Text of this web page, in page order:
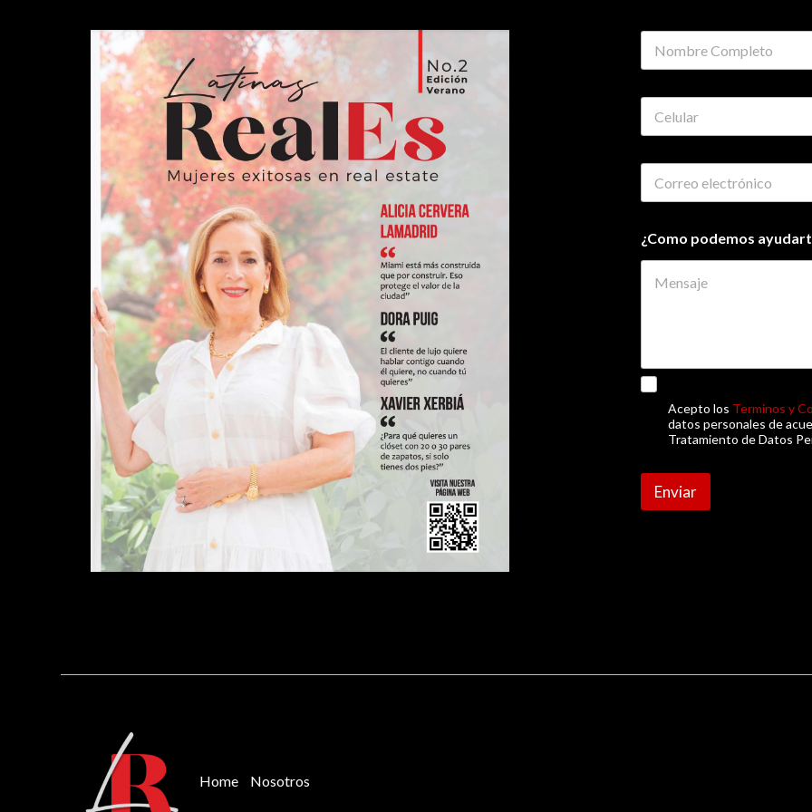
¿Como podemos
Acepto los Terminos y
datos personales de
Tratamiento de Datos
*
Enviar
Home Nosotros